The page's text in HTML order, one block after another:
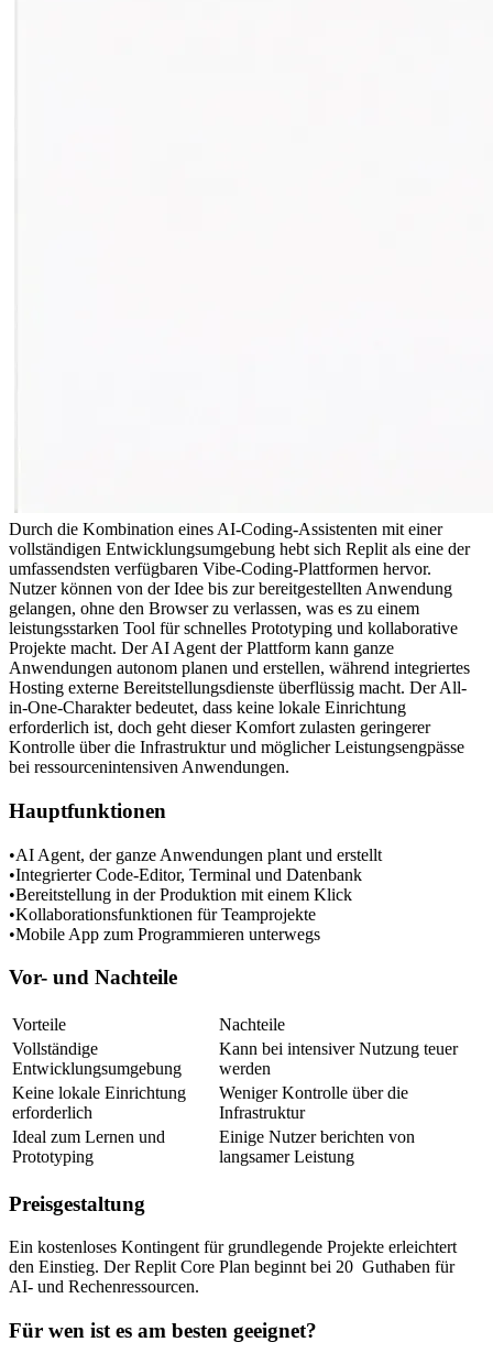
Durch die Kombination eines AI-Coding-Assistenten mit einer
vollständigen Entwicklungsumgebung hebt sich Replit als eine der
umfassendsten verfügbaren Vibe-Coding-Plattformen hervor.
Nutzer können von der Idee bis zur bereitgestellten Anwendung
gelangen, ohne den Browser zu verlassen, was es zu einem
leistungsstarken Tool für schnelles Prototyping und kollaborative
Projekte macht. Der AI Agent der Plattform kann ganze
Anwendungen autonom planen und erstellen, während integriertes
Hosting externe Bereitstellungsdienste überflüssig macht. Der All-
in-One-Charakter bedeutet, dass keine lokale Einrichtung
erforderlich ist, doch geht dieser Komfort zulasten geringerer
Kontrolle über die Infrastruktur und möglicher Leistungsengpässe
bei ressourcenintensiven Anwendungen.
Hauptfunktionen
•AI Agent, der ganze Anwendungen plant und erstellt
•Integrierter Code-Editor, Terminal und Datenbank
•Bereitstellung in der Produktion mit einem Klick
•Kollaborationsfunktionen für Teamprojekte
•Mobile App zum Programmieren unterwegs
Vor- und Nachteile
Vorteile
Nachteile
Vollständige
Entwicklungsumgebung
Kann bei intensiver Nutzung teuer
werden
Keine lokale Einrichtung
erforderlich
Weniger Kontrolle über die
Infrastruktur
Ideal zum Lernen und
Prototyping
Einige Nutzer berichten von
langsamer Leistung
Preisgestaltung
Ein kostenloses Kontingent für grundlegende Projekte erleichtert
den Einstieg. Der Replit Core Plan beginnt bei 20 Guthaben für
AI- und Rechenressourcen.
Für wen ist es am besten geeignet?